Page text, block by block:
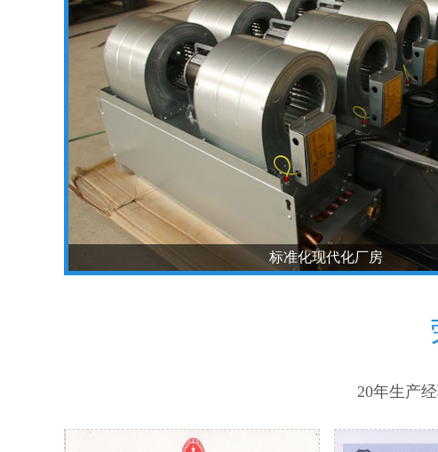
标准化现代化厂房
20年生产